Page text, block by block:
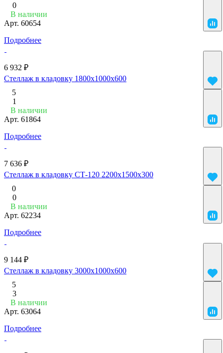
0
В наличии
Арт. 60654
Подробнее
6 932 ₽
Стеллаж в кладовку 1800х1000х600
5
1
В наличии
Арт. 61864
Подробнее
7 636 ₽
Стеллаж в кладовку СТ-120 2200х1500х300
0
0
В наличии
Арт. 62234
Подробнее
9 144 ₽
Стеллаж в кладовку 3000х1000х600
5
3
В наличии
Арт. 63064
Подробнее